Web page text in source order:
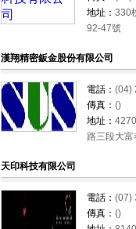
地址： 330
92-47號
漢翔精密鈑金股份有限公司
電話： (04)
傳真： ()
地址：
路三段大
天印科技有限公司
電話： (07)
傳真： ()